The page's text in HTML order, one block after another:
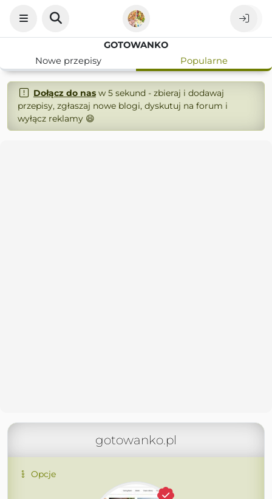
GOTOWANKO
Nowe przepisy
Popularne
Dołącz do nasw 5 sekund - zbieraj i dodawaj
przepisy, zgłaszaj nowe blogi, dyskutuj na forum i
wyłącz reklamy 😄
gotowanko.pl
Opcje